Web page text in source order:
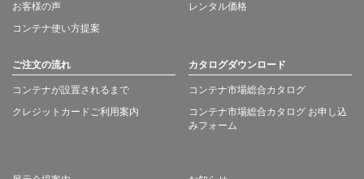
お客様の声
コンテナ使い方提案
レンタル価格
ご注文の流れ
コンテナが設置されるまで
クレジットカードご利用案内
カタログダウンロード
コンテナ市場総合カタログ
コンテナ市場総合カタログ お申し込
みフォーム